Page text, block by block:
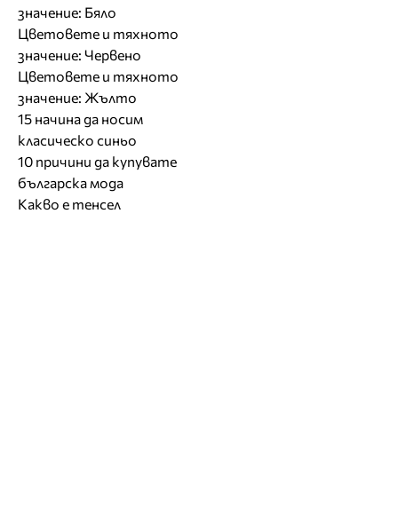
значение: Бяло
Цветовете и тяхното
значение: Червено
Цветовете и тяхното
значение: Жълто
15 начина да носим
класическо синьо
10 причини да купувате
българска мода
Какво е тенсел